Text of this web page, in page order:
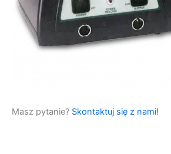
Masz pytanie? Skontaktuj się z nami!